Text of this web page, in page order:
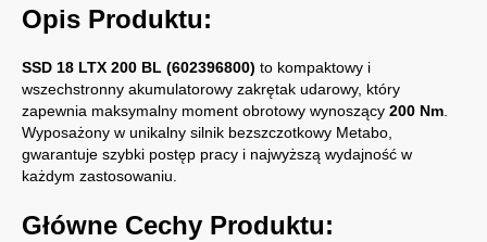
Opis Produktu:
SSD 18 LTX 200 BL (602396800) to kompaktowy i
wszechstronny akumulatorowy zakrętak udarowy, który
zapewnia maksymalny moment obrotowy wynoszący 200 Nm.
Wyposażony w unikalny silnik bezszczotkowy Metabo,
gwarantuje szybki postęp pracy i najwyższą wydajność w
każdym zastosowaniu.
Główne Cechy Produktu: